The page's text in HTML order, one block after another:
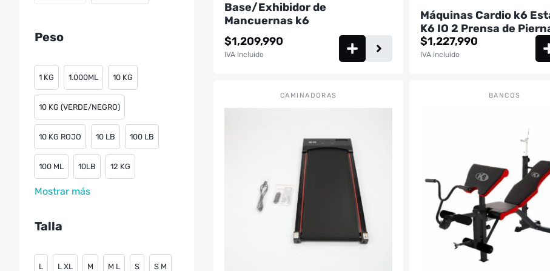
Base/Exhibidor de
Mancuernas k6
$1,209,990
IVA incluido
Máquinas Cardio k6
K6 IO 2 Prensa de
$1,227,990
IVA incluido
CAMINADORAS BANCOS
Peso
1 KG 1.000ML 10 KG
10 KG (VERDE/NEGRO)
10 KG ROJO 10 LB 100 LB
100 ML 10LB 12 KG
Mostrar más
Talla
L L XL M M L S S M